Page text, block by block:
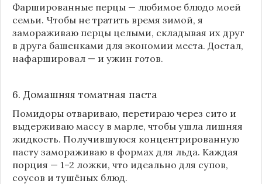
Фаршированные перцы — любимое блюдо моей
семьи. Чтобы не тратить время зимой, я
замораживаю перцы целыми, складывая их друг
в друга башенками для экономии места. Достал,
нафаршировал — и ужин готов.
6. Домашняя томатная паста
Помидоры отвариваю, перетираю через сито и
выдерживаю массу в марле, чтобы ушла лишняя
жидкость. Получившуюся концентрированную
пасту замораживаю в формах для льда. Каждая
порция — 1–2 ложки, что идеально для супов,
соусов и тушёных блюд.